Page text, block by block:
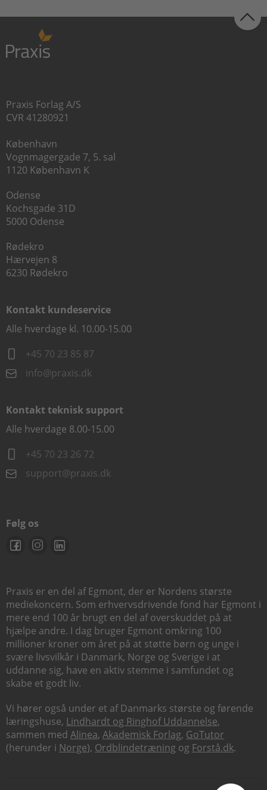
Praxis Forlag A/S
CVR 41280921
København
Vognmagergade 7, 5. sal
1120 København K
Odense
Kochsgade 31D
5000 Odense
Rødekro
Hærvejen 8
6230 Rødekro
Kontakt kundeservice
Alle hverdage kl. 10.00-15.00
+45 70 23 85 87
info@praxis.dk
Kontakt teknisk support
Alle hverdage 8.00-15.00
+45 70 23 26 72
support@praxis.dk
Følg os
Praxis er en del af Egmont, der er Nordens største
mediekoncern. Som erhvervsdrivende fond har Egmont i
mere end 100 år brugt en del af overskuddet på at
hjælpe andre. I dag bruger Egmont omkring 100
millioner kroner om året på at støtte børn og unge i
svære livsvilkår i Danmark, Norge og Sverige i at
uddanne sig, have en aktiv stemme i samfundet og
skabe et godt liv.
Vi hører også under et af Danmarks største og førende
læringshuse, Lindhardt og Ringhof Uddannelse,
sammen med Alinea, Akademisk Forlag, GoTutor
(herunder i Norge), Ordblindetræning og Forstå.dk.